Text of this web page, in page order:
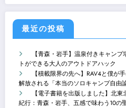
最近の投稿
【青森・岩手】温泉付きキャン
トができる大人のアウトドアハック
【積載限界の先へ】RAV4と僕が
解放される「本当のソロキャンプ自由
【電子書籍を出版しました】北
紀行：青森・岩手、五感で味わう10の